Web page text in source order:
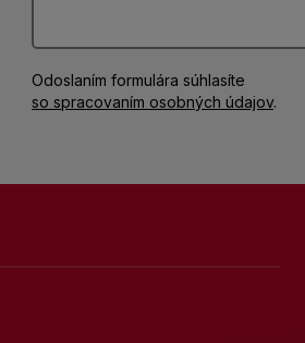
Odoslaním formulára súhlasíte
so spracovaním osobných údajov.